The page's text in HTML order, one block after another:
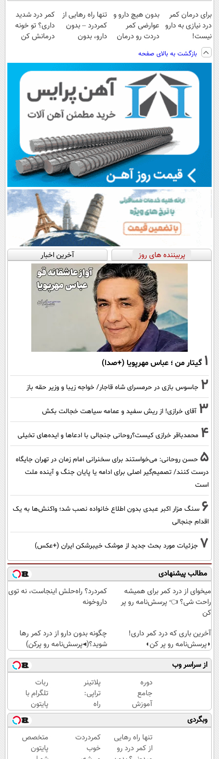
برای درمان کمر
درد نیازی به دارو
نیست!
(◂پرسش‌نامه رو
پر کن)
بدون هیچ دارو و
عوارضی کمر
دردت رو درمان
(پرسش‌نامه)
تنها راه رهایی از
کمردرد – بدون
دارو، بدون
کمر درد شدید
داری؟ تو خونه
درمانش کن
بازگشت به بالای صفحه
پربیننده های روز آخرین اخبار
1 گیتار من ؛ عباس مهرپویا (+صدا)
2 جاسوس بازی در حرمسرای شاه قاجار/ خواجه زیبا و وزیر حقه باز
3 آقای خرازی! از ریش سفید و عمامه سیاهت خجالت بکش
4 محمدباقر خرازی کیست؟روحانی جنجالی با ادعاها و ایده‌های تخیلی
5 حسن روحانی: می‌خواستند برای سخنرانی امام زمان در تهران جایگاه
درست کنند/ تصمیم‌گیر اصلی برای ادامه یا پایان جنگ و آینده ملت
است
6 سنگ مزار اکبر عبدی بدون اطلاع خانواده نصب شد؛ واکنش‌ها به یک
اقدام جنجالی
7 جزئیات مورد بحث جدید از موشک خیبرشکن ایران (+عکس)
مطالب پیشنهادی
میخوای از درد کمر برای همیشه
راحت شی؟ 👈 پرسش‌نامه رو پر
کن
کمردرد؟ راه‌حلش اینجاست، نه توی
داروخونه
آخرین باری که درد کمر داری!
◗پرسش‌نامه رو پر کن◖
چگونه بدون دارو از درد کمر رها
شوید؟(◂پرسش‌نامه رو پرکن)
از سراسر وب
دوره
جامع
آموزش
وردپرس
با ۵۰%
تخفیف
سبزلرن
پلاتینر
تراپی:
راه
حل
نوین
برای
کمردرد
ربات
تلگرام با
پایتون
بساز |
۵۰٪
تخفیف
دوره‌های
وبگردی
تنها راه رهایی
از کمر درد رو
کمردردت
خوب
متخصص
پایتون